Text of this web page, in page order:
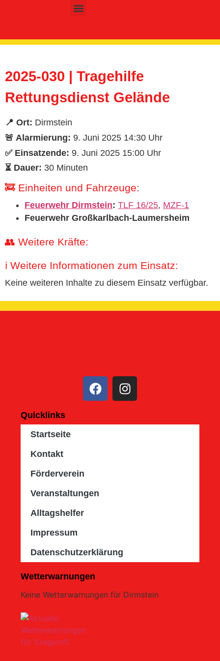
2025-030 | Tragehilfe
Rettungsdienst Gelände
📍 Ort: Dirmstein
🚨 Alarmierung: 9. Juni 2025 14:30 Uhr
✅ Einsatzende: 9. Juni 2025 15:00 Uhr
⏳ Dauer: 30 Minuten
🚒 Einheiten und Fahrzeuge:
Feuerwehr Dirmstein: TLF 16/25, MZF-1
Feuerwehr Großkarlbach-Laumersheim
👥 Weitere Kräfte:
ℹ️ Weitere Informationen zum Einsatz:
Keine weiteren Inhalte zu diesem Einsatz verfügbar.
Quicklinks
Startseite
Kontakt
Förderverein
Veranstaltungen
Alltagshelfer
Impressum
Datenschutzerklärung
Wetterwarnungen
Keine Wetterwarnungen für Dirmstein